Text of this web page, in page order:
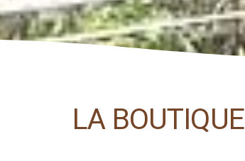
LA BOUTIQUE